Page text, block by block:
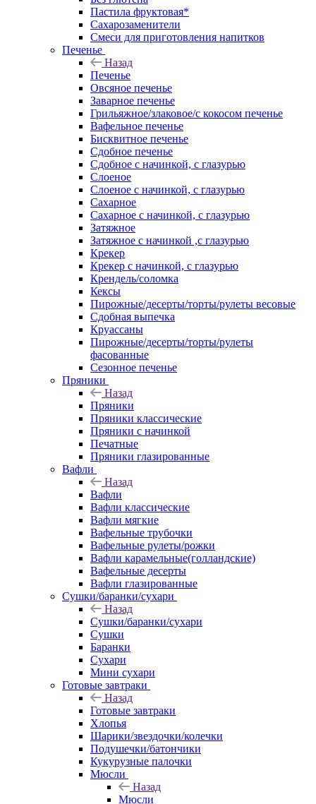
Пастила фруктовая*
Сахарозаменители
Смеси для приготовления напитков
Печенье
Назад
Печенье
Овсяное печенье
Заварное печенье
Грильяжное/злаковое/с кокосом печенье
Вафельное печенье
Бисквитное печенье
Сдобное печенье
Сдобное с начинкой, с глазурью
Слоеное
Слоеное с начинкой, с глазурью
Сахарное
Сахарное с начинкой, с глазурью
Затяжное
Затяжное с начинкой ,с глазурью
Крекер
Крекер с начинкой, с глазурью
Крендель/соломка
Кексы
Пирожные/десерты/торты/рулеты весовые
Сдобная выпечка
Круассаны
Пирожные/десерты/торты/рулеты
фасованные
Сезонное печенье
Пряники
Назад
Пряники
Пряники классические
Пряники с начинкой
Печатные
Пряники глазированные
Вафли
Назад
Вафли
Вафли классические
Вафли мягкие
Вафельные трубочки
Вафельные рулеты/рожки
Вафли карамельные(голландские)
Вафельные десерты
Вафли глазированные
Сушки/баранки/сухари
Назад
Сушки/баранки/сухари
Сушки
Баранки
Сухари
Мини сухари
Готовые завтраки
Назад
Готовые завтраки
Хлопья
Шарики/звездочки/колечки
Подушечки/батончики
Кукурузные палочки
Мюсли
Назад
Мюсли